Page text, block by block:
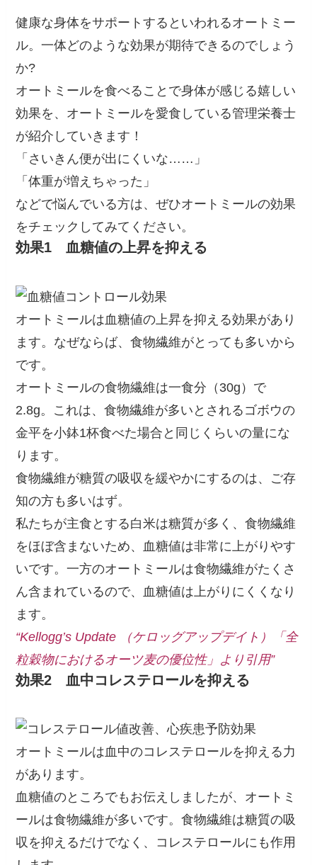
健康な身体をサポートするといわれるオートミー
ル。一体どのような効果が期待できるのでしょう
か?
オートミールを食べることで身体が感じる嬉しい
効果を、オートミールを愛食している管理栄養士
が紹介していきます！
「さいきん便が出にくいな……」
「体重が増えちゃった」
などで悩んでいる方は、ぜひオートミールの効果
をチェックしてみてください。
効果1 血糖値の上昇を抑える
オートミールは血糖値の上昇を抑える効果があり
ます。なぜならば、食物繊維がとっても多いから
です。
オートミールの食物繊維は一食分（30g）で
2.8g。これは、食物繊維が多いとされるゴボウの
金平を小鉢1杯食べた場合と同じくらいの量にな
ります。
食物繊維が糖質の吸収を緩やかにするのは、ご存
知の方も多いはず。
私たちが主食とする白米は糖質が多く、食物繊維
をほぼ含まないため、血糖値は非常に上がりやす
いです。一方のオートミールは食物繊維がたくさ
ん含まれているので、血糖値は上がりにくくなり
ます。
“Kellogg’s Update （ケロッグアップデイト）「全
粒穀物におけるオーツ麦の優位性」より引用”
効果2 血中コレステロールを抑える
オートミールは血中のコレステロールを抑える力
があります。
血糖値のところでもお伝えしましたが、オートミ
ールは食物繊維が多いです。食物繊維は糖質の吸
収を抑えるだけでなく、コレステロールにも作用